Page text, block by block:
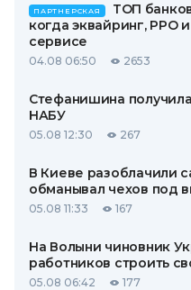
ПАРТНЕРСКАЯ
ТОП
когда эквайринг, РРО
сервисе
04.08 06:50 2653
Стефанишина
НАБУ
05.08 12:30 267
В Киеве разоблачили
обманывал чехов под
05.08 11:33 167
На Волыни чиновник
работников строить
05.08 06:42 177